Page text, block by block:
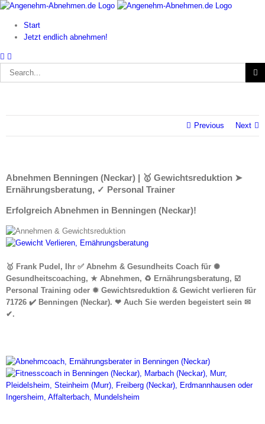
Skip
contentStart
Jetzt endlich abnehmen!
Search
for:
Previous Next
Abnehmen Benningen (Neckar) | 🥇 Gewichtsreduktion ➤
Ernährungsberatung, ✓ Personal Trainer
Erfolgreich Abnehmen in Benningen (Neckar)!
🥇 Frank Pudel, Ihr ✅ Abnehm & Gesundheits Coach für ✺
Gesundheitscoaching, ★ Abnehmen, ♻ Ernährungsberatung, ☑️
Personal Training oder ✹ Gewichtsreduktion & Gewicht verlieren für
71726 ✔️ Benningen (Neckar). ❤ Auch Sie werden begeistert sein ✉
✔.